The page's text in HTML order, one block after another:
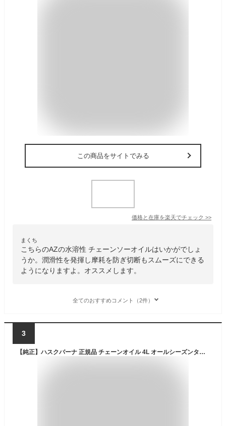
この商品をサイトでみる
価格と在庫を楽天でチェック >>
まくち
こちらのAZの水溶性 チェーンソーオイルはいかがでしょ
うか。潤滑性を発揮し摩耗を防ぎ切断もスムーズにできる
ようになりますよ。オススメします。
全てのおすすめコメント（2件）
3
【純正】ハスクバーナ 正規品 チェーンオイル 4L オールシーズンタイプ HC63386M 【 ハスク オイル チェンオイル チェーンソーオイル チェンソーオイル 4リットル 夏季 冬季 Husqvarna 】【おしゃれ おすすめ】[CB99]